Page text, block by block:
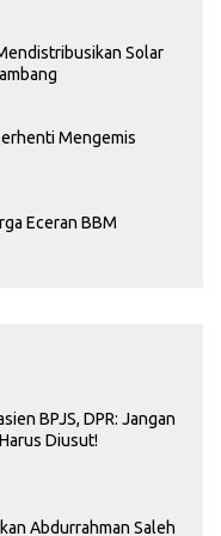
Solar
Mengemis
Eceran BBM
BPJS, DPR: Jangan
Diusut!
Abdurrahman Saleh